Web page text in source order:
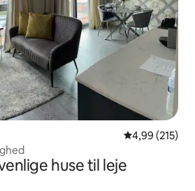
4,99 ud af 5 i
4,99 (215)
huse til leje